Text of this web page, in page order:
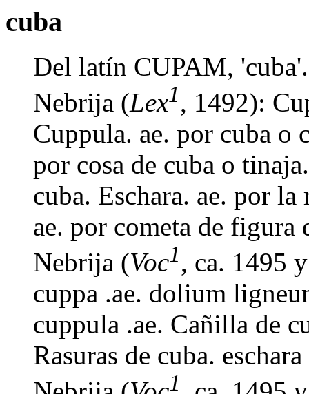
cuba
Del latín CUPAM, 'cuba'.
Nebrija (Lex1, 1492):
Cuppula. ae. por cuba o
por cosa de cuba o
cuba. Eschara. ae. por
ae. por cometa de figura
Nebrija (Voc1, ca. 1495
cuppa .ae. dolium
cuppula .ae. Cañilla de
Rasuras de cuba.
1